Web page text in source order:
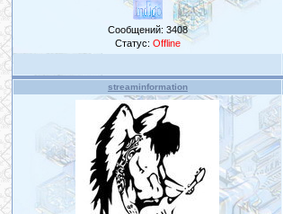
Сообщений: 3408
Статус: Offline
streaminformation